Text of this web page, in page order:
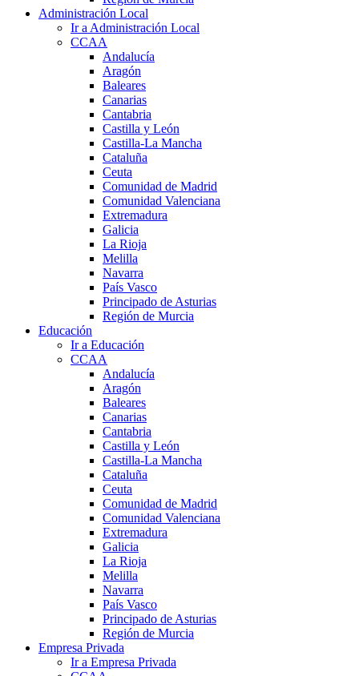
Administración Local
Ir a Administración Local
CCAA
Andalucía
Aragón
Baleares
Canarias
Cantabria
Castilla y León
Castilla-La Mancha
Cataluña
Ceuta
Comunidad de Madrid
Comunidad Valenciana
Extremadura
Galicia
La Rioja
Melilla
Navarra
País Vasco
Principado de Asturias
Región de Murcia
Educación
Ir a Educación
CCAA
Andalucía
Aragón
Baleares
Canarias
Cantabria
Castilla y León
Castilla-La Mancha
Cataluña
Ceuta
Comunidad de Madrid
Comunidad Valenciana
Extremadura
Galicia
La Rioja
Melilla
Navarra
País Vasco
Principado de Asturias
Región de Murcia
Empresa Privada
Ir a Empresa Privada